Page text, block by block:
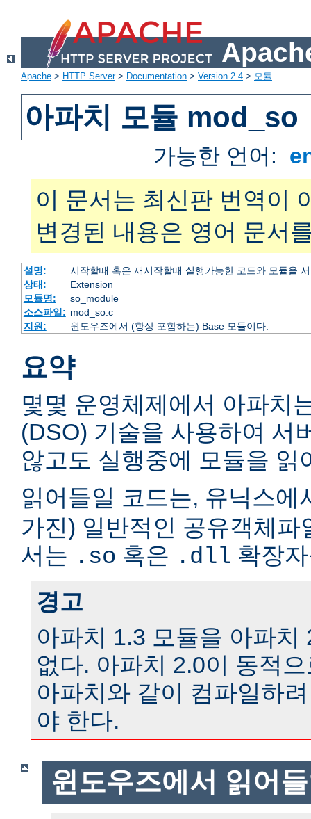
Apache > HTTP Server> Documentation > Version 2.4 > 모듈
아파치 모듈 mod_so
가능한 언어:
이 문서는 최신판 번역이
변경된 내용은 영어 문서
설명:
시작할때 혹은 재시작할때 실행가능한 코드와 모듈을
상태:
Extension
모듈명:
so_module
소스파일: mod_so.c
지원:
윈도우즈에서 (항상 포함하는) Base 모듈이다.
요약
몇몇 운영체제에서 아파치
(DSO) 기술을 사용하여 서
않고도 실행중에 모듈을 읽
읽어들일 코드는, 유닉스에
가진) 일반적인 공유객체파
서는 .so 혹은 .dll 확장
경고
아파치 1.3 모듈을 아파치
없다. 아파치 2.0이 동적
아파치와 같이 컴파일하
야 한다.
윈도우즈에서 읽어